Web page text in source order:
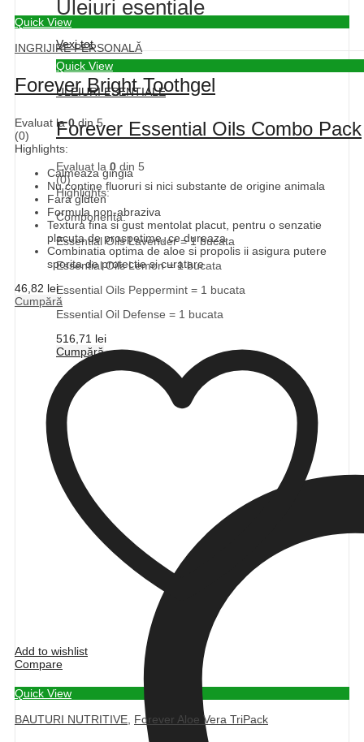
Uleiuri esentiale
Vexi tot
Quick View
ULEIURI ESENTIALE
Forever Essential Oils Combo Pack
Evaluat la 0 din 5
(0)
Highlights:
Componenta:
Essential Oils Lavender = 1 bucata
Essential Oils Lemon = 1 bucata
Essential Oils Peppermint = 1 bucata
Essential Oil Defense = 1 bucata
516,71 lei
Cumpără
Quick View
INGRIJIRE PERSONALĂ
Forever Bright Toothgel
Evaluat la0din 5
(0)
Highlights:
Calmeaza gingia
Nu contine fluoruri si nici substante de origine animala
Fara gluten
Formula non-abraziva
Textura fina si gust mentolat placut, pentru o senzatie
placuta de prospetime, ce dureaza
Combinatia optima de aloe si propolis ii asigura putere
sporita de protectie si curatare
46,82 lei
Cumpără
Add to wishlist
Compare
Quick View
BAUTURI NUTRITIVE Forever Aloe Vera TriPack